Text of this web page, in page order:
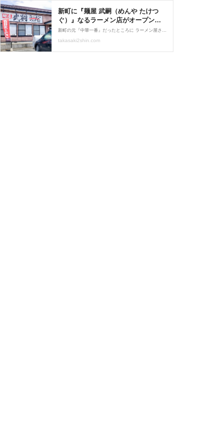
新町に『麺屋 武嗣（めんや たけつ
ぐ）』なるラーメン店がオープンす
るらしい。 : たかさき通信 - 群馬県高
崎市の地域情報サイト
新町の元『中華一番』だったところに ラーメン屋さんがオープンするぞ！な 情報がサキ子の元に！ 新町にラーメン屋さん？！ それはそれは気になる！！ ということで…行きましょう！新町へ。
takasaki2shin.com